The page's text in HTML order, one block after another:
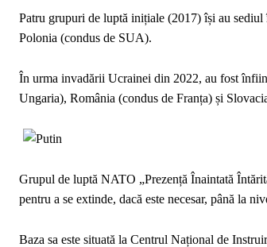
Patru grupuri de luptă inițiale (2017) își au
Polonia (condus de SUA).
În urma invadării Ucrainei din 2022, au fost
Ungaria), România (condus de Franța) și
Grupul de luptă NATO „Prezență Înaintată
pentru a se extinde, dacă este necesar, până la
Baza sa este situată la Centrul Național de